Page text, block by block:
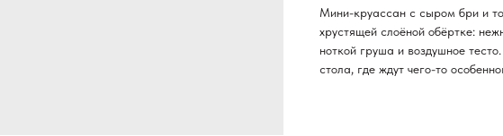
Мини-круассан с сыром бри и
хрустящей слоёной обёртке:
ноткой груша и воздушное
стола, где ждут чего-то